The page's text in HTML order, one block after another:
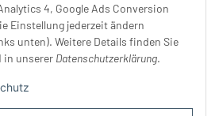
4, Google Ads Conversion
Einstellung jederzeit ändern
unten). Weitere Details finden Sie
in unserer Datenschutzerklärung.